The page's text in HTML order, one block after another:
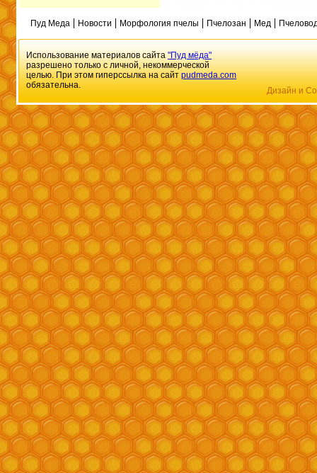
Пуд Меда Новости Морфология пчелы Пчелозан Мед
Использование материалов сайта"Пуд мёда"
разрешено только с личной, некоммерческой
целью. При этом гиперссылка на сайтpudmeda.com
обязательна.
Дизайн и